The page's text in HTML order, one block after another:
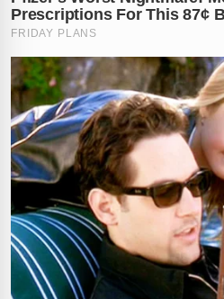
gravações de áudio que
processo está correndo na
vai ter que ser julgado.
Deolane sempre se envolve
a situação é séria e pode ter
Isso se for provado que ela
com agressividade contra
O que você acha dessa